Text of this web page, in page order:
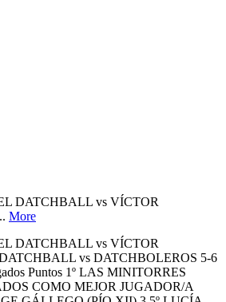
DATCHBALL vs VÍCTOR
More
DATCHBALL vs VÍCTOR
vs DATCHBOLEROS 5-6
Puntos 1º LAS MINITORRES
COMO MEJOR JUGADOR/A